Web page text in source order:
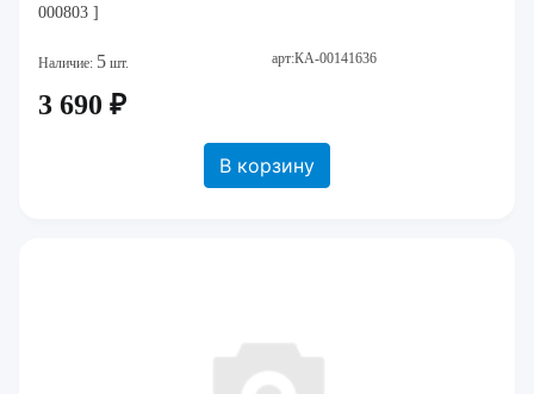
000803 ]
Наличие: 5 шт. арт:КА-00141636
3 690 ₽
В корзину